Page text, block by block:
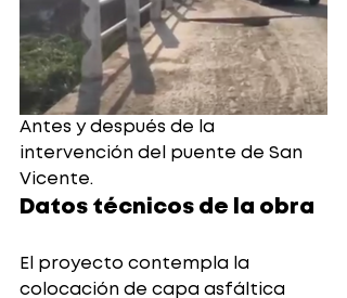
Antes y después de la
intervención del puente de San
Vicente.
Datos técnicos de la obra
El proyecto contempla la
colocación de capa asfáltica